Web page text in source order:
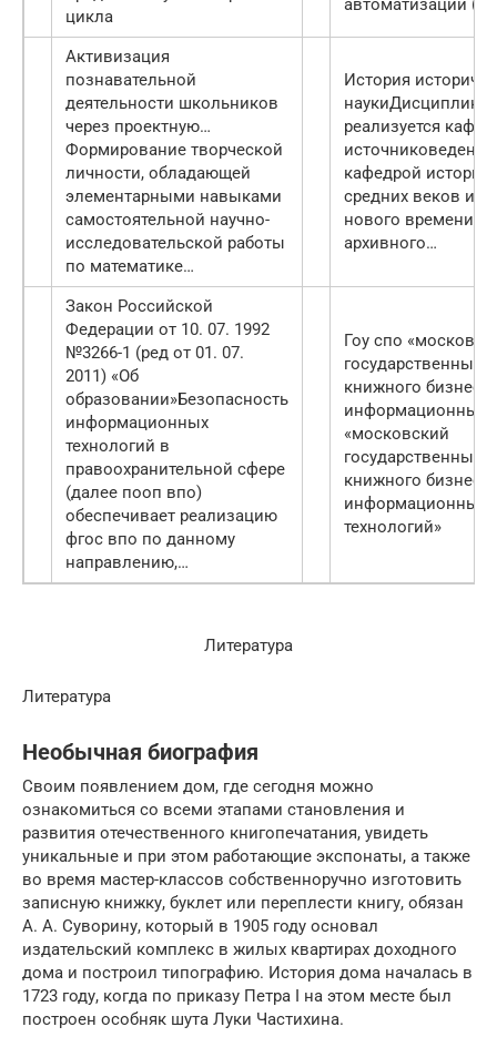
цикла
автоматизации
Активизация
познавательной
деятельности школьников
через проектную…
Формирование творческой
личности, обладающей
элементарными навыками
самостоятельной научно-
исследовательской работы
по математике…
История
наукиДисциплина
реализуется
кафедрой истории
средних веков и
нового времени
архивного…
Закон Российской
Федерации от 10. 07. 1992
№3266-1 (ред от 01. 07.
2011) «Об
образовании»Безопасность
информационных
технологий в
правоохранительной сфере
(далее пооп впо)
обеспечивает реализацию
фгос впо по данному
направлению,…
Гоу спо
государственный
книжного бизнеса
информационных…
«московский
государственный
книжного бизнеса
информационных
технологий»
Литература
Литература
Необычная биография
Своим появлением дом, где сегодня можно
ознакомиться со всеми этапами становления и
развития отечественного книгопечатания, увидеть
уникальные и при этом работающие экспонаты, а также
во время мастер-классов собственноручно изготовить
записную книжку, буклет или переплести книгу, обязан
А. А. Суворину, который в 1905 году основал
издательский комплекс в жилых квартирах доходного
дома и построил типографию. История дома началась в
1723 году, когда по приказу Петра I на этом месте был
построен особняк шута Луки Частихина.